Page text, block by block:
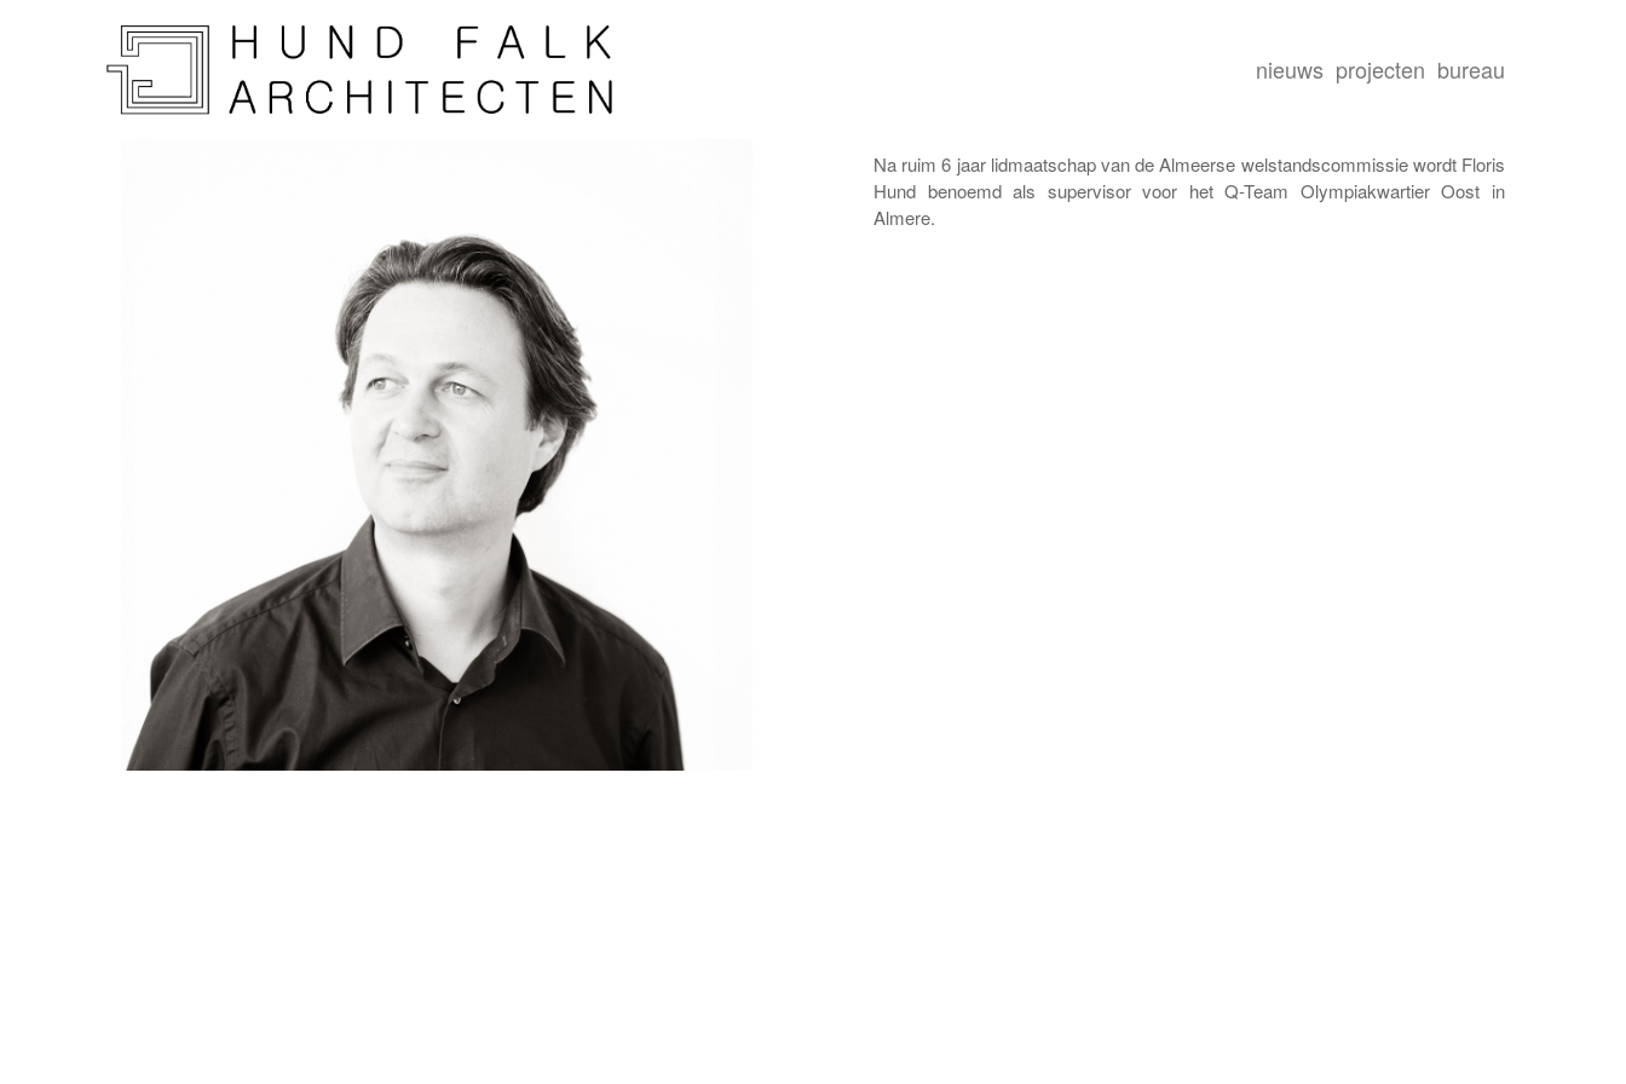
nieuws projecten bureau
Na ruim 6 jaar lidmaatschap van de Almeerse welstandscommissie wordt Floris
Hund benoemd als supervisor voor het Q-Team Olympiakwartier Oost in
Almere.